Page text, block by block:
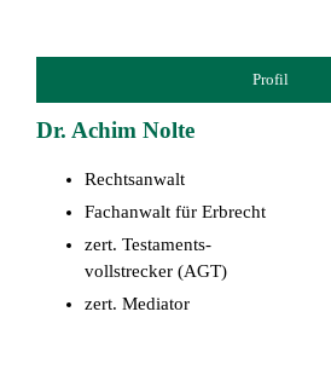
Profil
Dr. Achim Nolte
Rechtsanwalt
Fachanwalt für Erbrecht
zert. Testaments-
vollstrecker (AGT)
zert. Mediator